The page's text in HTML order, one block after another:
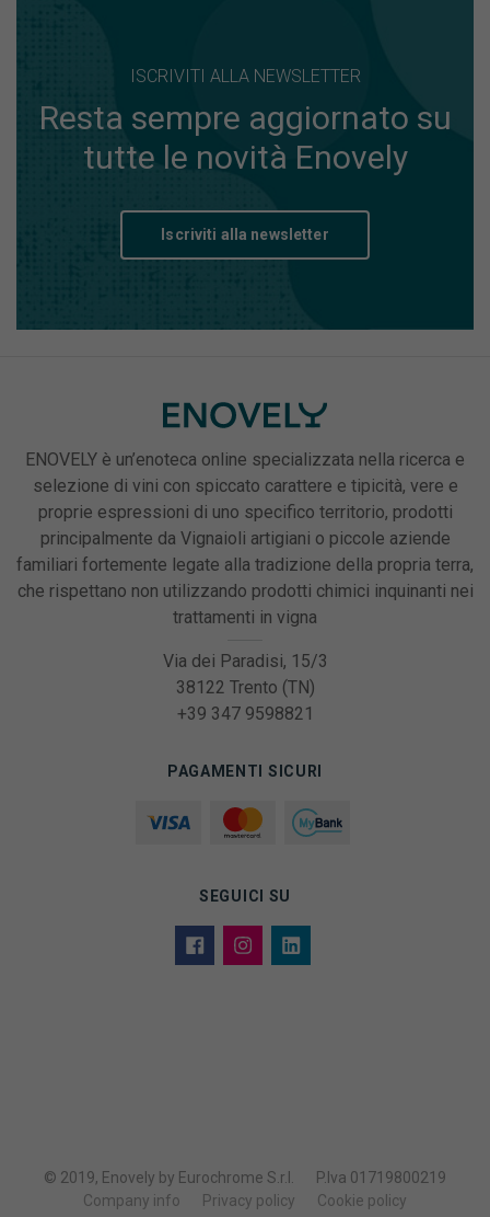
ISCRIVITI ALLA NEWSLETTER
Resta sempre aggiornato su
tutte le novità Enovely
Iscriviti alla newsletter
ENOVELY è un’enoteca online specializzata nella ricerca e
selezione di vini con spiccato carattere e tipicità, vere e
proprie espressioni di uno specifico territorio, prodotti
principalmente da Vignaioli artigiani o piccole aziende
familiari fortemente legate alla tradizione della propria terra,
che rispettano non utilizzando prodotti chimici inquinanti nei
trattamenti in vigna
Via dei Paradisi, 15/3
38122 Trento (TN)
+39 347 9598821
PAGAMENTI SICURI
SEGUICI SU
© 2019, Enovely by Eurochrome S.r.l.
P.Iva 01719800219
Company info
Privacy policy Cookie policy